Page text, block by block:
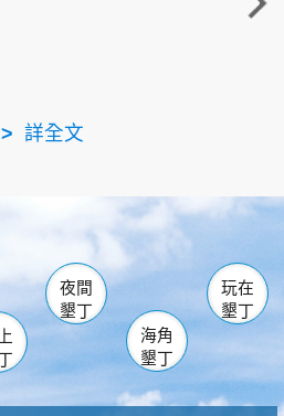
詳全文
走進
南仁湖
佳樂水
心 森林遊樂區
墾管處遊客中心
社頂公園 風吹沙
船帆石 龍磐公園
香蕉灣
砂島
鵝鑾鼻
夜間
墾丁
海角
墾丁
玩在
墾丁